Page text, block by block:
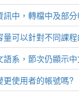
訊中，轉檔中及部
量可以針對不同課
語系，節次仍顯示
更使用者的帳號嗎?